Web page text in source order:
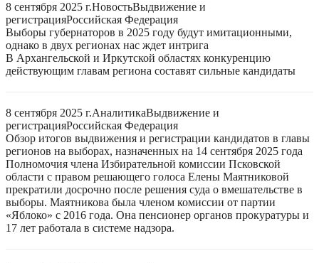
8 сентября 2025 г.НовостьВыдвижение и
регистрацияРоссийская Федерация
Выборы губернаторов в 2025 году будут имитационными,
однако в двух регионах нас ждет интрига
В Архангельской и Иркутской областях конкуренцию
действующим главам региона составят сильные кандидаты
8 сентября 2025 г.АналитикаВыдвижение и
регистрацияРоссийская Федерация
Обзор итогов выдвижения и регистрации кандидатов в главы
регионов на выборах, назначенных на 14 сентября 2025 года
Полномочия члена Избирательной комиссии Псковской
области с правом решающего голоса Елены Маятниковой
прекратили досрочно после решения суда о вмешательстве в
выборы. Маятникова была членом комиссии от партии
«Яблоко» с 2016 года. Она пенсионер органов прокуратуры и
17 лет работала в системе надзора.